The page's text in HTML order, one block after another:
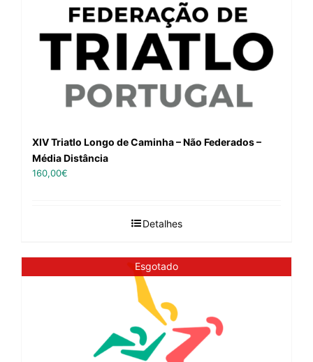
XIV Triatlo Longo de Caminha – Não Federados –
Média Distância
160,00€
Detalhes
Esgotado